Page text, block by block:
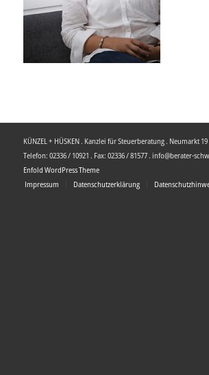
KÜNZEL + HÜSKEN . Kanzlei für Steuerberatung . Neumarkt
Telefon: 02336 / 10921 . Fax: 02336 / 81577 . info@berater-
Enfold WordPress Theme
Impressum
Datenschutzerklärung